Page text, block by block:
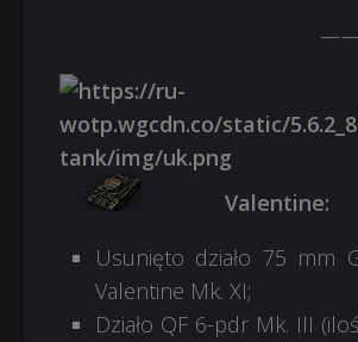
Valentine:
Usunięto działo 75 mm
Valentine Mk. XI;
Działo QF 6-pdr Mk. III